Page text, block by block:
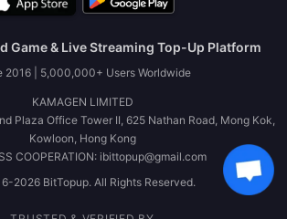
Game & Live Streaming Top-Up Platform
2016 | 5,000,000+ Users Worldwide
KAMAGEN LIMITED
Plaza Office Tower II, 625 Nathan Road, Mong Kok,
Kowloon, Hong Kong
COOPERATION: ibittopup@gmail.com
2026 BitTopup. All Rights Reserved.